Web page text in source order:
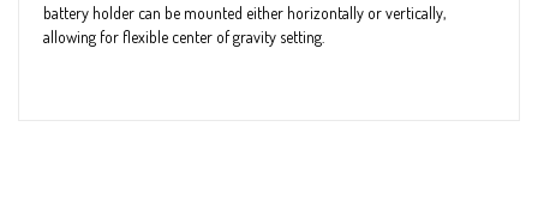
battery holder can be mounted either horizontally or vertically,
allowing for flexible center of gravity setting.